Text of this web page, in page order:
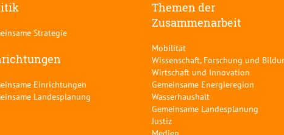
Strategie
Einrichtungen
Landesplanung
Themen der
Zusammenarbeit
Mobilität
Wissenschaft, Forschung und
Wirtschaft und Innovation
Gemeinsame Energieregion
Wasserhaushalt
Gemeinsame Landesplanung
Justiz